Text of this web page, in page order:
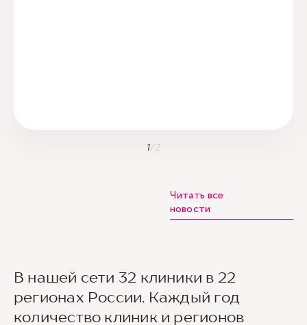
Читать все
новости
1/2
В нашей сети 32 клиники в 22
регионах России. Каждый год
количество клиник и регионов